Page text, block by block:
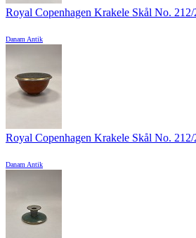
Royal Copenhagen Krakele Skål No.
Danam Antik
Royal Copenhagen Krakele Skål No.
Danam Antik